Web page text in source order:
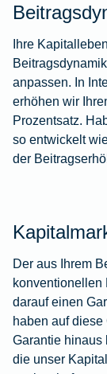
Ihre
anpassen. In
erhöhen wir
Prozentsatz.
so entwickelt
der
Der aus Ihrem
konventionellen
darauf einen
haben auf
Garantie hinaus
die unser